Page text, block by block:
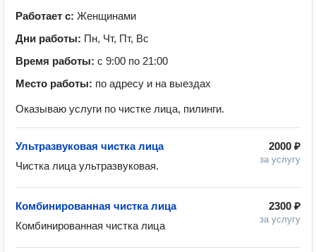
Работает с: Женщинами
Дни работы: Пн, Чт, Пт, Вс
Время работы: с 9:00 по 21:00
Место работы: по адресу и на выездах
Оказываю услуги по чистке лица, пилинги.
2000 ₽
за услугу
Ультразвуковая чистка лица
Чистка лица ультразвуковая.
2300 ₽
за услугу
Комбинированная чистка лица
Комбинированная чистка лица